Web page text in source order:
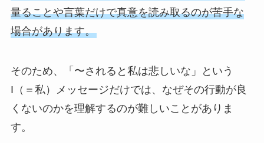
量ることや言葉だけで真意を読み取るのが苦手な
場合があります。
そのため、「〜されると私は悲しいな」という
I（＝私）メッセージだけでは、なぜその行動が良
くないのかを理解するのが難しいことがありま
す。